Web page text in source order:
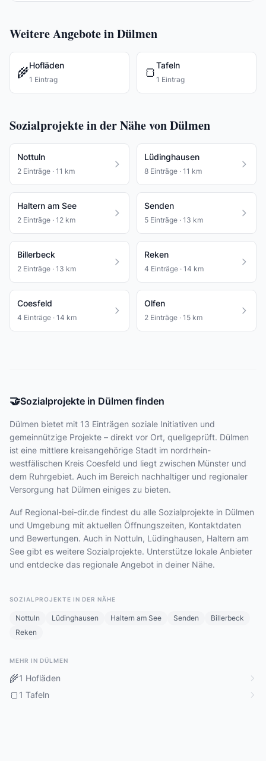
Weitere Angebote in Dülmen
🌾
Hofläden
1 Eintrag 🍞
Tafeln
1 Eintrag
Sozialprojekte in der Nähe von Dülmen
Nottuln
2 Einträge · 11 km
Lüdinghausen
8 Einträge · 11 km
Haltern am See
2 Einträge · 12 km
Senden
5 Einträge · 13 km
Billerbeck
2 Einträge · 13 km
Reken
4 Einträge · 14 km
Coesfeld
4 Einträge · 14 km
Olfen
2 Einträge · 15 km
🤝Sozialprojekte in Dülmen finden
Dülmen bietet mit 13 Einträgen soziale Initiativen und
gemeinnützige Projekte – direkt vor Ort, quellgeprüft. Dülmen
ist eine mittlere kreisangehörige Stadt im nordrhein-
westfälischen Kreis Coesfeld und liegt zwischen Münster und
dem Ruhrgebiet. Auch im Bereich nachhaltiger und regionaler
Versorgung hat Dülmen einiges zu bieten.
Auf Regional-bei-dir.de findest du alle Sozialprojekte in Dülmen
und Umgebung mit aktuellen Öffnungszeiten, Kontaktdaten
und Bewertungen. Auch in Nottuln, Lüdinghausen, Haltern am
See gibt es weitere Sozialprojekte. Unterstütze lokale Anbieter
und entdecke das regionale Angebot in deiner Nähe.
SOZIALPROJEKTE IN DER NÄHE
Nottuln Lüdinghausen Haltern am See Senden
Billerbeck
Reken
MEHR IN DÜLMEN
🌾1 Hofläden
🍞 1 Tafeln